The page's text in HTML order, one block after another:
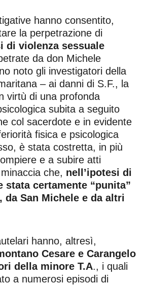
hanno consentito,
la perpetrazione di
di violenza sessuale
da don Michele
noto gli investigatori della
– ai danni di S.F., la
virtù di una profonda
subita a seguito
col sacerdote e in evidente
fisica e psicologica
è stata costretta, in più
e a subire atti
che, nell’ipotesi di
stata certamente “punita”
da San Michele e da altri
hanno, altresì,
Cesare e Carangelo
della minore T.A., i quali
a numerosi episodi di